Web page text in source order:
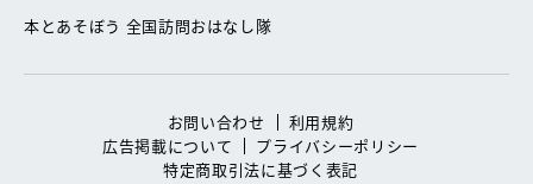
本とあそぼう 全国訪問おはなし隊
お問い合わせ
利用規約
広告掲載について
プライバシーポリシー
特定商取引法に基づく表記